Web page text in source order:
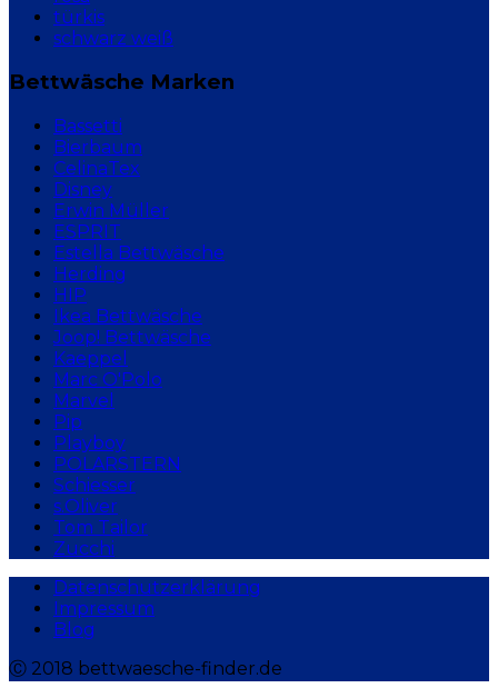
türkis
schwarz weiß
Bettwäsche Marken
Bassetti
Bierbaum
CelinaTex
Disney
Erwin Müller
ESPRIT
Estella Bettwäsche
Herding
HIP
Ikea Bettwäsche
Joop! Bettwäsche
Kaeppel
Marc O'Polo
Marvel
Pip
Playboy
POLARSTERN
Schiesser
s.Oliver
Tom Tailor
Zucchi
Datenschutzerklärung
Impressum
Blog
Ⓒ 2018 bettwaesche-finder.de